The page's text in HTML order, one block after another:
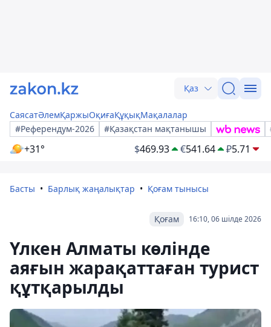
Қаз
СаясатӘлемҚаржыОқиғаҚұқықМақалалар
#Референдум-2026
#Қазақстан мақтанышы
+31° $469.93 €541.64 ₽5.71
Басты Барлық жаңалықтар Қоғам тынысы
16:10, 06 шілде 2026
Қоғам
Үлкен Алматы көлінде
аяғын жарақаттаған турист
құтқарылды